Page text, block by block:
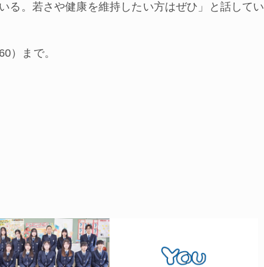
る。若さや健康を維持したい方はぜひ」と話してい
）まで。